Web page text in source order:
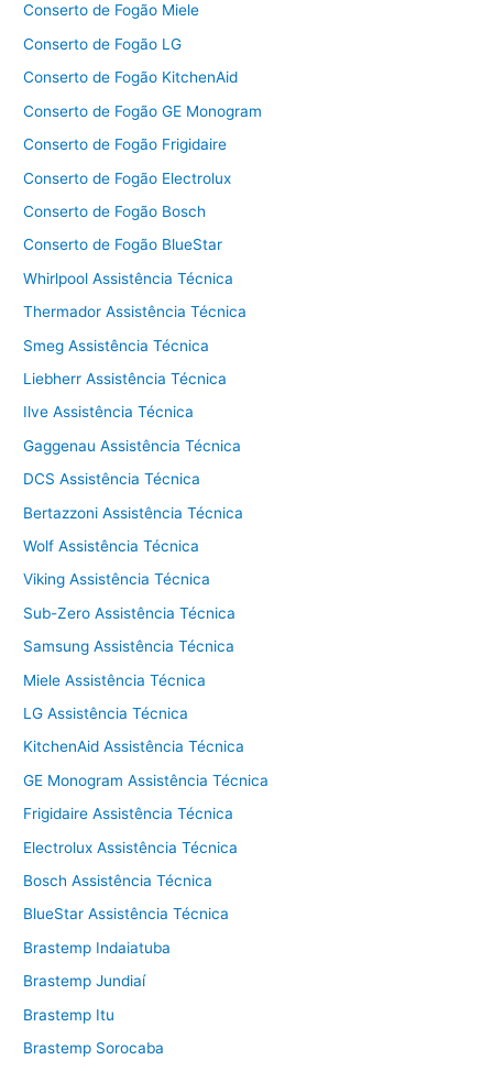
Conserto de Fogão Miele
Conserto de Fogão LG
Conserto de Fogão KitchenAid
Conserto de Fogão GE Monogram
Conserto de Fogão Frigidaire
Conserto de Fogão Electrolux
Conserto de Fogão Bosch
Conserto de Fogão BlueStar
Whirlpool Assistência Técnica
Thermador Assistência Técnica
Smeg Assistência Técnica
Liebherr Assistência Técnica
Ilve Assistência Técnica
Gaggenau Assistência Técnica
DCS Assistência Técnica
Bertazzoni Assistência Técnica
Wolf Assistência Técnica
Viking Assistência Técnica
Sub-Zero Assistência Técnica
Samsung Assistência Técnica
Miele Assistência Técnica
LG Assistência Técnica
KitchenAid Assistência Técnica
GE Monogram Assistência Técnica
Frigidaire Assistência Técnica
Electrolux Assistência Técnica
Bosch Assistência Técnica
BlueStar Assistência Técnica
Brastemp Indaiatuba
Brastemp Jundiaí
Brastemp Itu
Brastemp Sorocaba